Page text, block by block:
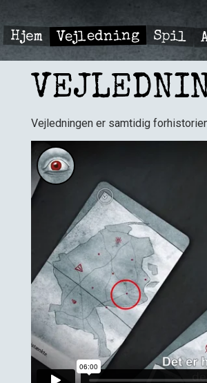
PRIMÆR
NAVIGATION
Hjem Vejledning Spil
Vejledningen er samtidig